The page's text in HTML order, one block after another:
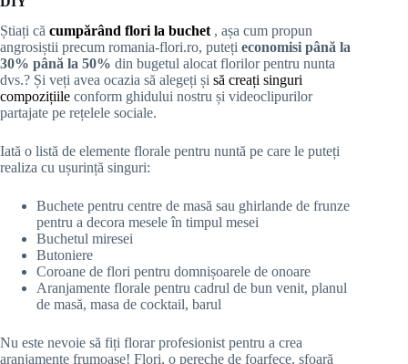
Știați că cumpărând florila buchet , așa cum propun
angrosiștii precum romania-flori.ro, puteți economisi până la
30% până la 50% din bugetul alocat florilor pentru nunta
dvs.? Și veți avea ocazia să alegeți și să creați singuri
compozițiile conform ghidului nostru și videoclipurilor
partajate pe rețelele sociale.
Iată o listă de elemente florale pentru nuntă pe care le puteți
realiza cu ușurință singuri:
Buchete pentru centre de masă sau ghirlande de frunze
pentru a decora mesele în timpul mesei
Buchetul miresei
Butoniere
Coroane de flori pentru domnișoarele de onoare
Aranjamente florale pentru cadrul de bun venit, planul
de masă, masa de cocktail, barul
Nu este nevoie să fiți florar profesionist pentru a crea
aranjamente frumoase! Flori, o pereche de foarfece, sfoară